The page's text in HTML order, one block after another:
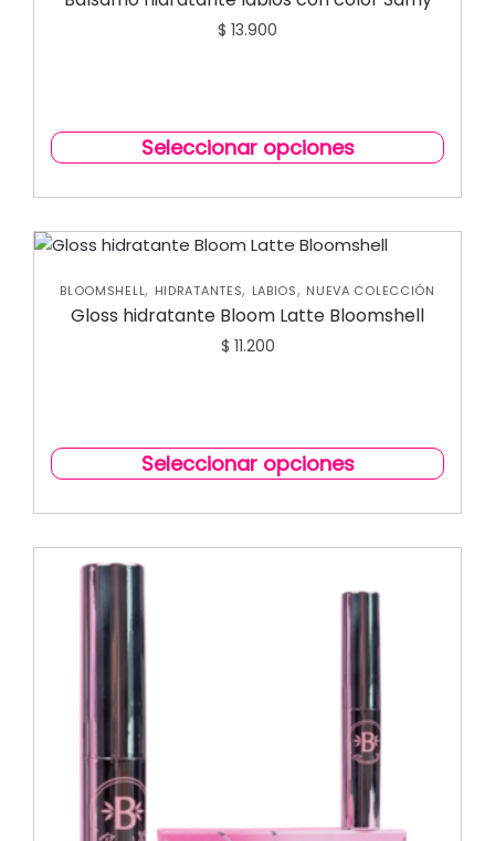
$ 13.900
Seleccionar opciones
BLOOMSHELL, HIDRATANTES, LABIOS, NUEVA COLECCIÓN
Gloss hidratante Bloom Latte Bloomshell
$ 11.200
Seleccionar opciones